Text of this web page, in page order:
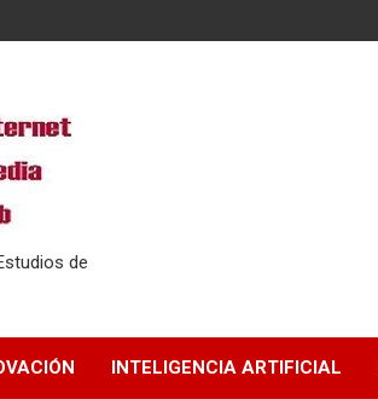
de
INTELIGENCIA ARTIFICIAL